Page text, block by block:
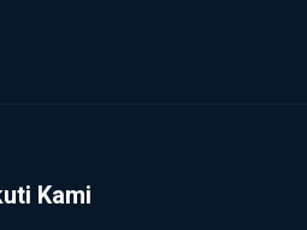
Kami